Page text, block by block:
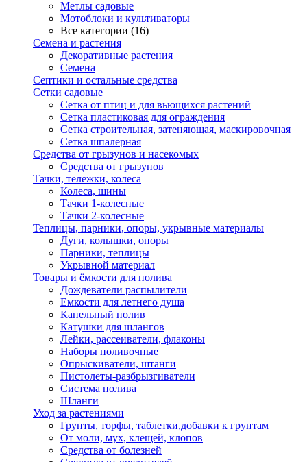
Метлы садовые
Мотоблоки и культиваторы
Все категории (16)
Семена и растения
Декоративные растения
Семена
Септики и остальные средства
Сетки садовые
Сетка от птиц и для вьющихся растений
Сетка пластиковая для ограждения
Сетка строительная, затеняющая, маскировочная
Сетка шпалерная
Средства от грызунов и насекомых
Средства от грызунов
Тачки, тележки, колеса
Колеса, шины
Тачки 1-колесные
Тачки 2-колесные
Теплицы, парники, опоры, укрывные материалы
Дуги, колышки, опоры
Парники, теплицы
Укрывной материал
Товары и ёмкости для полива
Дождеватели распылители
Емкости для летнего душа
Капельный полив
Катушки для шлангов
Лейки, рассеиватели, флаконы
Наборы поливочные
Опрыскиватели, штанги
Пистолеты-разбрызгиватели
Система полива
Шланги
Уход за растениями
Грунты, торфы, таблетки,добавки к грунтам
От моли, мух, клещей, клопов
Средства от болезней